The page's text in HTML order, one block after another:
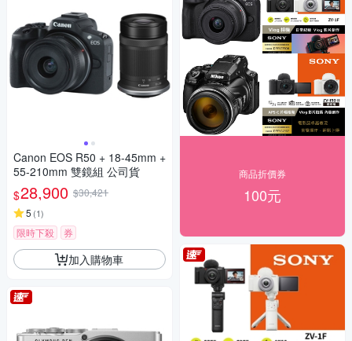
Canon EOS R50 + 18-45mm +
55-210mm 雙鏡組 公司貨
$28,900 $30,421
5 (1)
限時下殺 券
加入購物車
商品折價券
100元